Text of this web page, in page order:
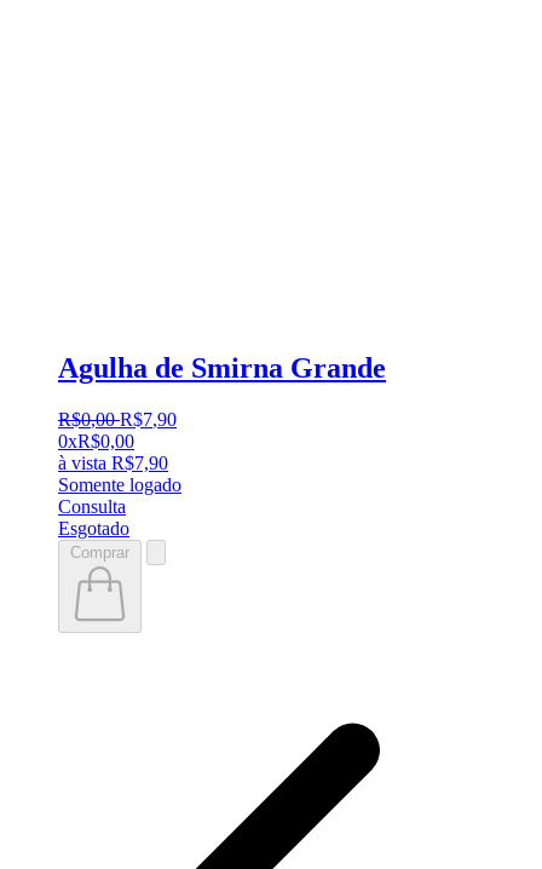
Agulha de Smirna Grande
R$0,00 R$7,90
0xR$0,00
à vista R$7,90
Somente logado
Consulta
Esgotado
Comprar